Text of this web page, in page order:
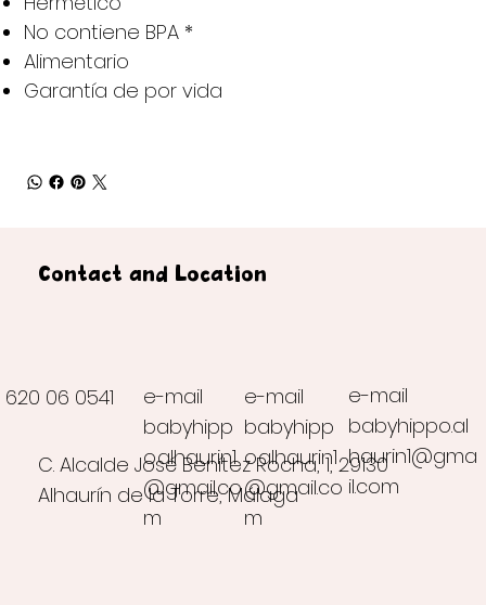
No contiene BPA *
Alimentario
Garantía de por vida
e-mail
babyhipp
o.alhaurin1
@gmail.co
m
Contact and Location
620 06 0541
e-mail
babyhippo.al
haurin1@gma
il.com
C. Alcalde José Benítez Rocha, 1, 29130
Alhaurín de la Torre, Málaga
e-mail
babyhipp
o.alhaurin1
@gmail.co
m